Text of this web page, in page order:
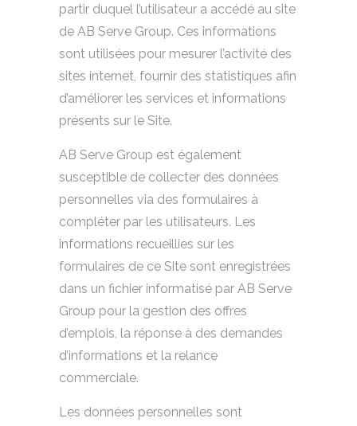
partir duquel l’utilisateur a accédé au site
de AB Serve Group. Ces informations
sont utilisées pour mesurer l’activité des
sites internet, fournir des statistiques afin
d’améliorer les services et informations
présents sur le Site.
AB Serve Group est également
susceptible de collecter des données
personnelles via des formulaires à
compléter par les utilisateurs. Les
informations recueillies sur les
formulaires de ce Site sont enregistrées
dans un fichier informatisé par AB Serve
Group pour la gestion des offres
d’emplois, la réponse à des demandes
d’informations et la relance
commerciale.
Les données personnelles sont